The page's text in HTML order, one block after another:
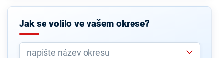
Jak se volilo ve vašem okrese?